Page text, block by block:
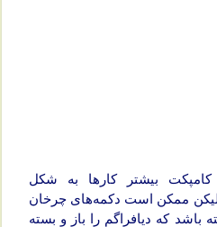
بیشتر کارها به شکل
ممکن است دکمه‌های چرخان
باشد که دیافراگم را باز و بسته